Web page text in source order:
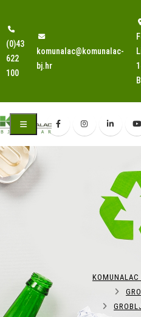
(0)43
622
100
komunalac@komunalac-
bj.hr